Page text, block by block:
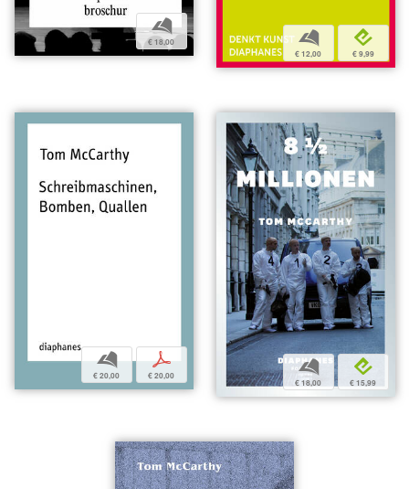
b
€ 18,00 b
€ 12,00
e
€ 9,99
b
€ 20,00
p
€ 20,00 b
€ 18,00
e
€ 15,99